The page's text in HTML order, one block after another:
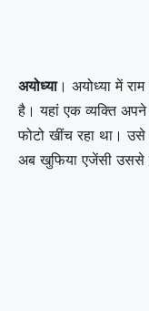
अयोध्या। अयोध्या में
है। यहां एक व्यक्ति
फोटो खींच रहा था। उसे
अब खुफिया एजेंसी उससे